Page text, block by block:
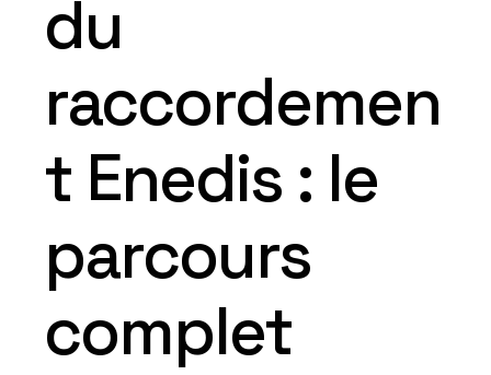
du
raccordemen
t Enedis : le
parcours
complet